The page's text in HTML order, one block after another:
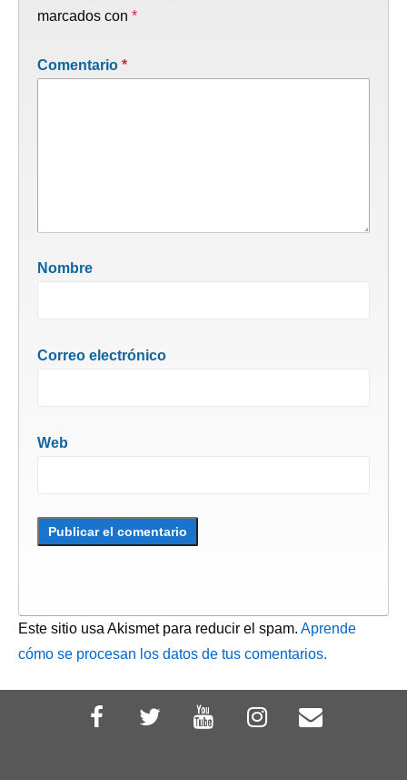
marcados con *
Comentario *
Nombre
Correo electrónico
Web
Este sitio usa Akismet para reducir el spam. Aprende
cómo se procesan los datos de tus comentarios.